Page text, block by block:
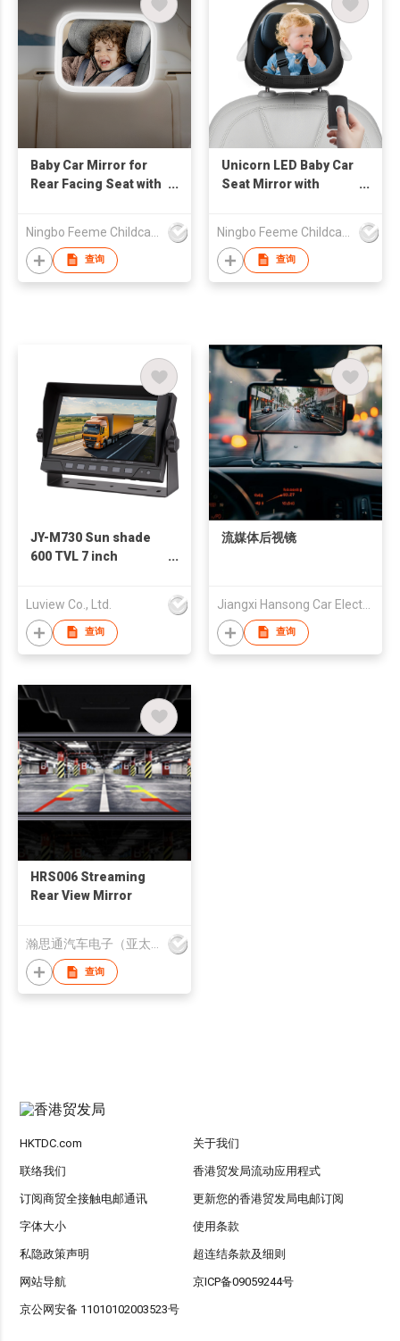
Baby Car Mirror for
Rear Facing Seat with
Removable Headrest,
Car Backseat Infant
Car Mirror
查询
Unicorn LED Baby Car
Seat Mirror with
Car Seats
Accessories
查询
JY-M730 Sun shade
600 TVL 7 inch
Luview Co., Ltd.
查询
流媒体后视镜
Jiangxi Hansong Car Electronics Co Ltd
查询
HRS006 Streaming
Rear View Mirror
查询
HKTDC.com 关于我们
联络我们 香港贸发局流动应用程式
订阅商贸全接触电邮通讯 更新您的香港贸发局电邮订阅
字体大小 使用条款
私隐政策声明 超连结条款及细则
网站导航 京ICP备09059244号
京公网安备 11010102003523号